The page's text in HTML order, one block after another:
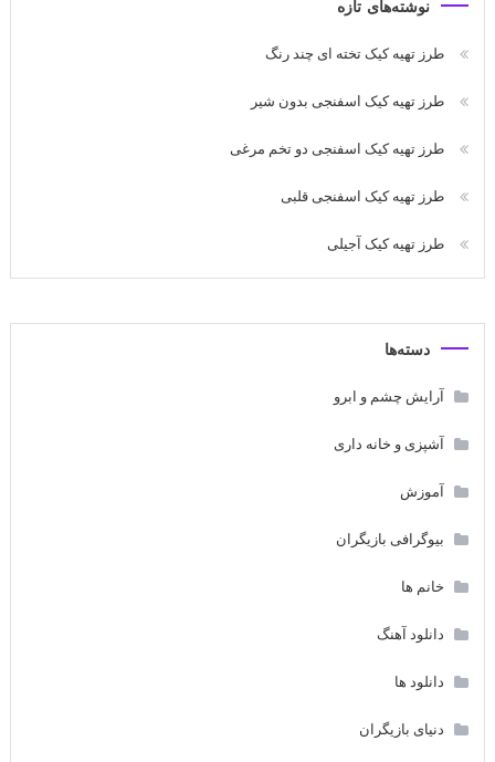
نوشته‌های تازه
طرز تهیه کیک تخته ای چند رنگ
طرز تهیه کیک اسفنجی بدون شیر
طرز تهیه کیک اسفنجی دو تخم مرغی
طرز تهیه کیک اسفنجی قلبی
طرز تهیه کیک آجیلی
دسته‌ها
آرایش چشم و ابرو
آشپزی و خانه داری
آموزش
بیوگرافی بازیگران
خانم ها
دانلود آهنگ
دانلود ها
دنیای بازیگران